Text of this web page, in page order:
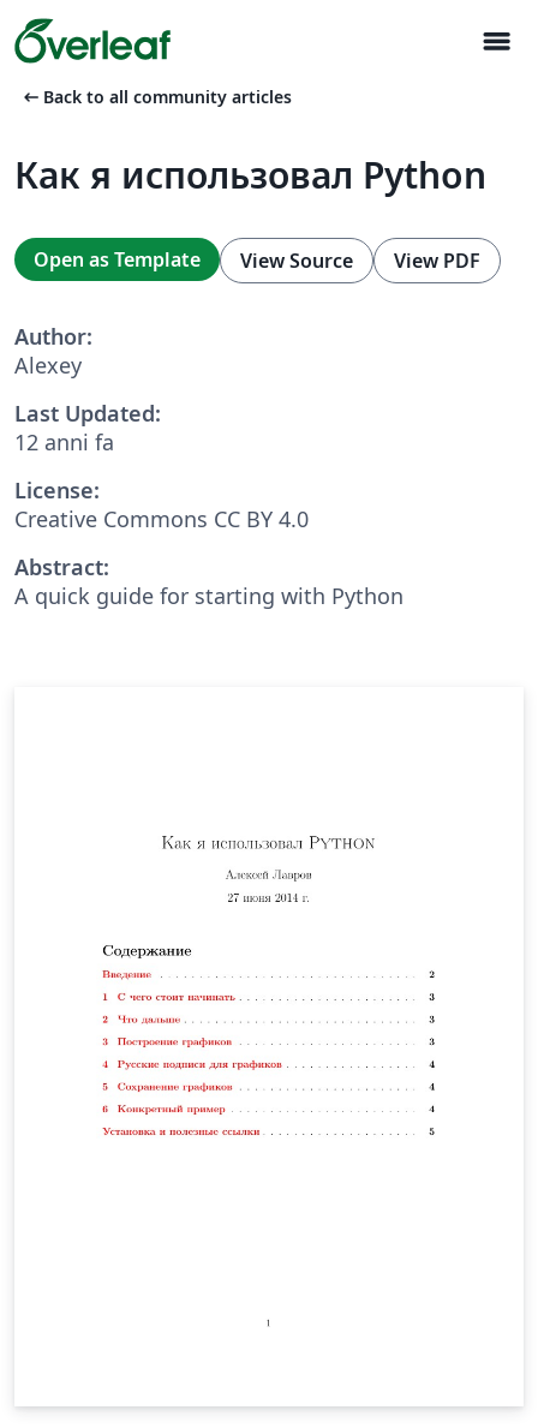
menu
arrow_left_alt Back to all community articles
Как я использовал Python
Open as Template View Source View PDF
Author:
Alexey
Last Updated:
12 anni fa
License:
Creative Commons CC BY 4.0
Abstract:
A quick guide for starting with Python